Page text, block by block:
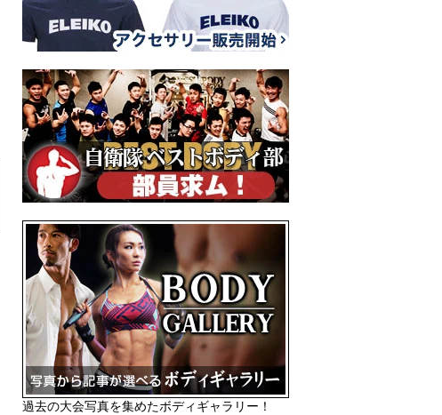
過去の大会写真を集めたボディギャラリー！